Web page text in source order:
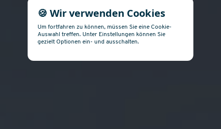
🍪 Wir verwenden Cookies
Um fortfahren zu können, müssen Sie eine Cookie-
Auswahl treffen. Unter Einstellungen können Sie
gezielt Optionen ein- und ausschalten.